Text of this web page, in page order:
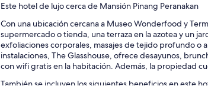
Este hotel de lujo cerca de Mansión Pinang Peranakan
Con una ubicación cercana a Museo Wonderfood y
supermercado o tienda, una terraza en la azotea y un
exfoliaciones corporales, masajes de tejido profundo o
instalaciones, The Glasshouse, ofrece desayunos,
con wifi gratis en la habitación. Además, la propiedad
También se incluyen los siguientes beneficios en este